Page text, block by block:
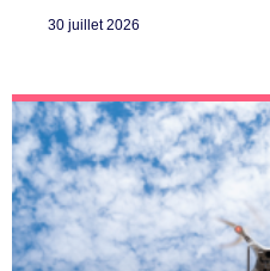
30 juillet 2026